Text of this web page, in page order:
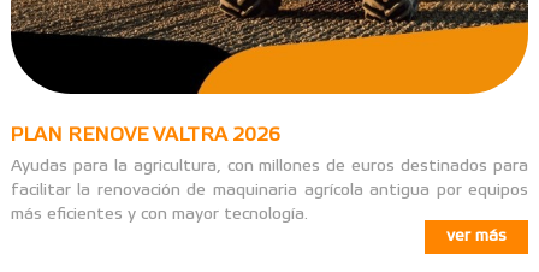
PLAN RENOVE VALTRA 2026
Ayudas para la agricultura, con millones de euros destinados para
facilitar la renovación de maquinaria agrícola antigua por equipos
más eficientes y con mayor tecnología.
ver más